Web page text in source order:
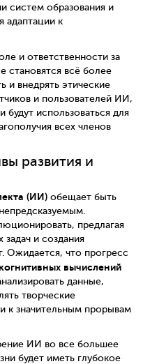
систем образования и
адаптации к
и ответственности за
становятся всё более
и внедрять этические
и пользователей ИИ,
будут использоваться для
всех членов
развития и
(ИИ) обещает быть
предлагая
и создания
Ожидается, что прогресс
когнитивных вычислений
данные,
творческие
к значительным прорывам
ИИ во все большее
будет иметь глубокое